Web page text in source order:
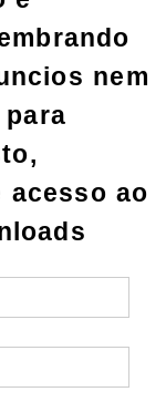
nem
acesso ao